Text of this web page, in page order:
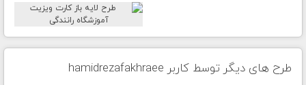
طرح های دیگر توسط کاربر hamidrezafakhraee